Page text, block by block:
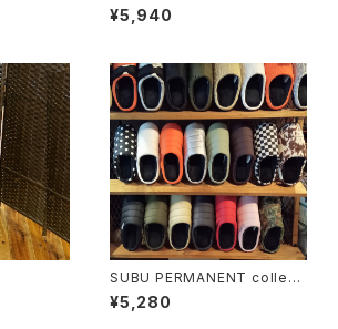
リル＆ファイヤーピット
¥5,940
SUBU PERMANENT collecti
on
¥5,280